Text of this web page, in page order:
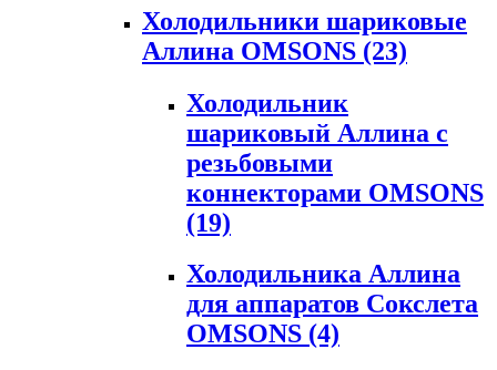
Холодильники шариковые
Аллина OMSONS (23)
Холодильник
шариковый Аллина с
резьбовыми
коннекторами OMSONS
(19)
Холодильника Аллина
для аппаратов Сокслета
OMSONS (4)